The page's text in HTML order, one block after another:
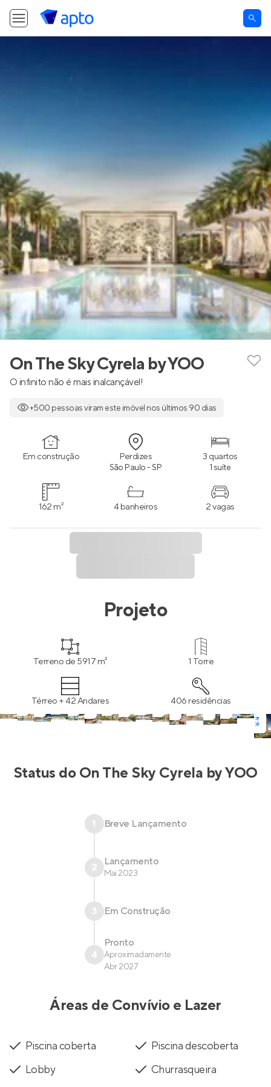
On The Sky Cyrela by YOO
O infinito não é mais inalcançável!
+500 pessoas viram este imóvel nos últimos 90 dias
Em construção Perdizes
São Paulo - SP
3 quartos
1 suíte
162 m² 4 banheiros 2 vagas
Projeto
Terreno de 5917 m² 1 Torre
Térreo + 42 Andares 406 residências
Status doOn The Sky Cyrela by YOO
1 Breve Lançamento
2 Lançamento
Mai 2023
3 Em Construção
4
Pronto
Aproximadamente
Abr 2027
Áreas de Convívio e Lazer
Piscina coberta
Piscina descoberta
Lobby
Churrasqueira